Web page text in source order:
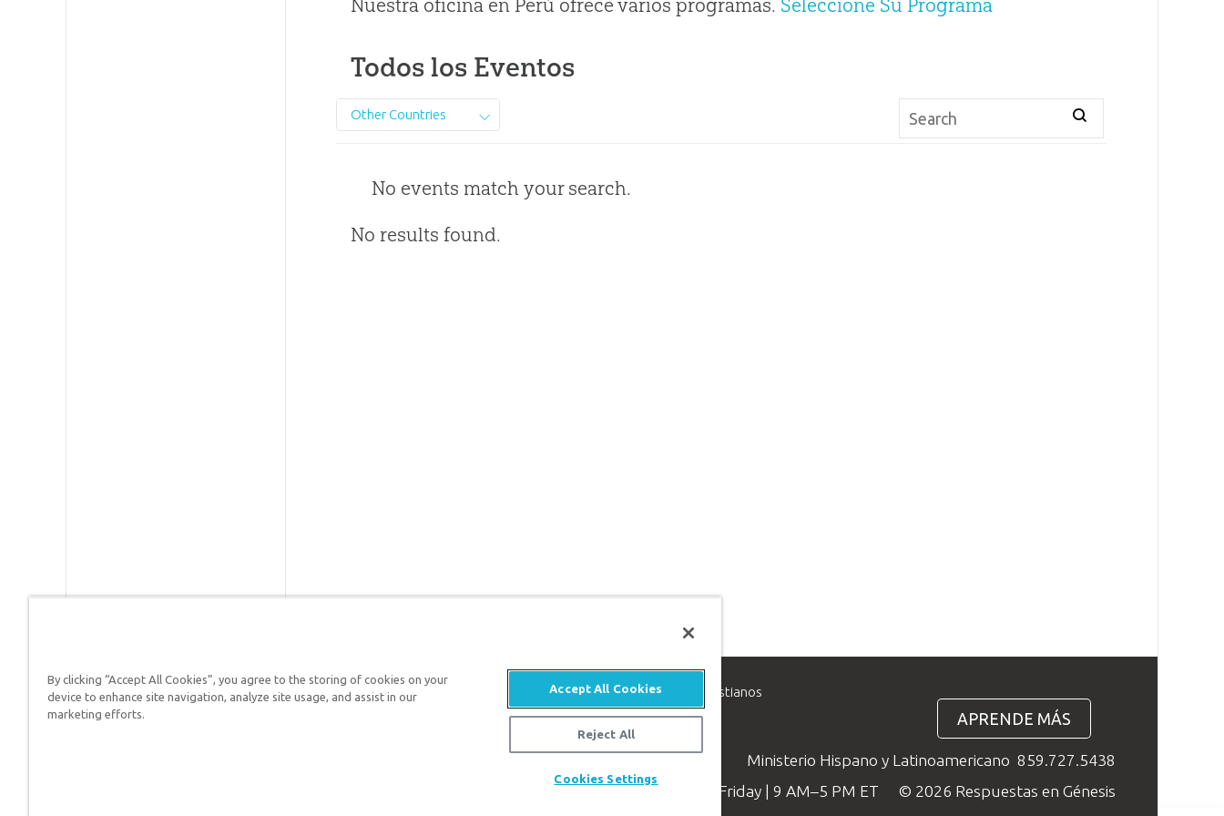
Nuestra oficina en Perú ofrece varios programas. Seleccione Su Programa
Todos los Eventos
Other Countries
No events match your search.
No results found.
Respuestas en Génesis es un ministerio de apologética, dedicado a ayudar a los cristianos
defender su fe y proclamar el evangelio de Jesucristo.
APRENDE MÁS
Ministerio Hispano y Latinoamericano 859.727.5438
Available Monday–Friday | 9 AM–5 PM ET
© 2026 Respuestas en Génesis
By clicking “Accept All Cookies”, you agree to the storing of cookies on your
device to enhance site navigation, analyze site usage, and assist in our
marketing efforts.
Accept All Cookies
Reject All
Cookies Settings